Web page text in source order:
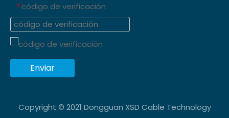
* código de verificación
Enviar
Copyright © 2021 Dongguan XSD Cable Technology